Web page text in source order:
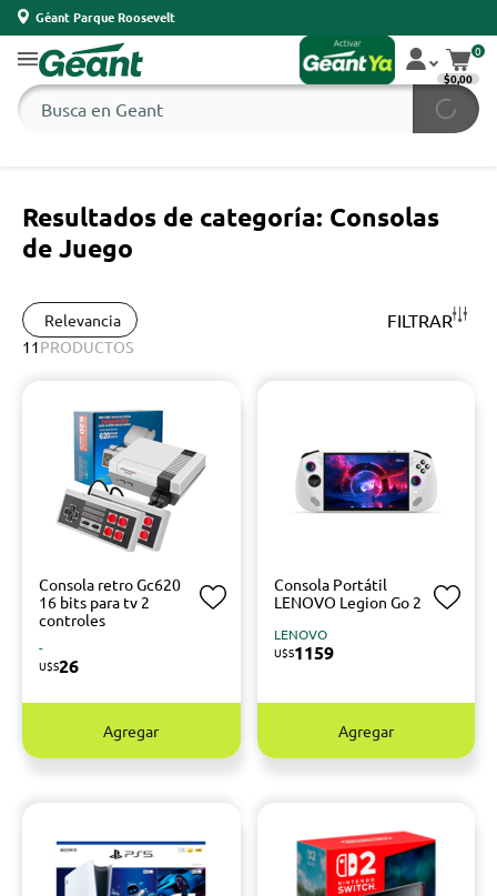
Géant Parque Roosevelt
0
$0,00
Resultados de categoría: Consolas
de Juego
Relevancia FILTRAR
11PRODUCTOS
Consola retro Gc620
16 bits para tv 2
controles
-
U$S26
Agregar
Consola Portátil
LENOVO Legion Go 2
LENOVO
U$S1159
Agregar